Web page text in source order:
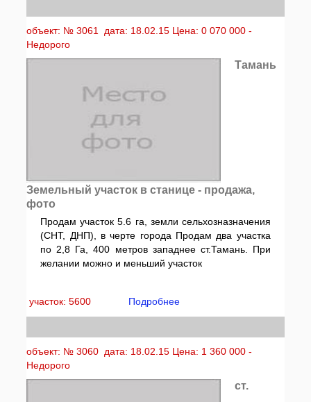
объект: № 3061 дата: 18.02.15 Цена: 0 070 000 -
Недорого
Тамань
Земельный участок в станице - продажа,
фото
Продам участок 5.6 га, земли сельхозназначения
(СНТ, ДНП), в черте города Продам два участка
по 2,8 Га, 400 метров западнее ст.Тамань. При
желании можно и меньший участок
участок: 5600 Подробнее
объект: № 3060 дата: 18.02.15 Цена: 1 360 000 -
Недорого
ст.